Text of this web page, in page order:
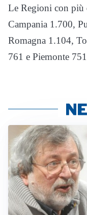
Le Regioni con più
Campania 1.700,
Romagna 1.104,
761 e Piemonte